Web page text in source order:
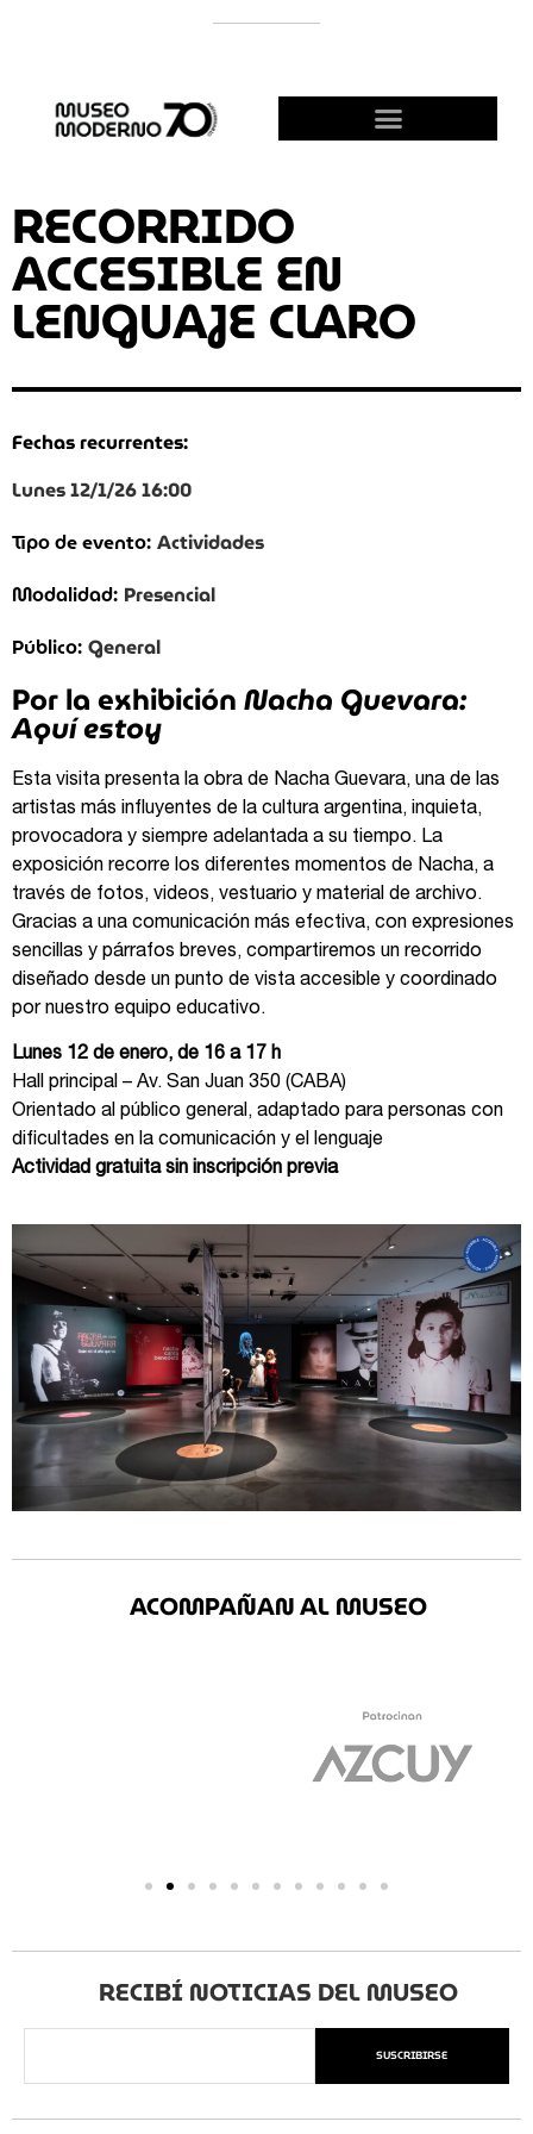
RECORRIDO
ACCESIBLE EN
LENGUAJE CLARO
Fechas recurrentes:
Lunes 12/1/26 16:00
Tipo de evento: Actividades
Modalidad: Presencial
Público: General
Por la exhibiciónNacha Guevara:
Aquí estoy
Esta visita presenta la obra de Nacha Guevara, una de las
artistas más influyentes de la cultura argentina, inquieta,
provocadora y siempre adelantada a su tiempo. La
exposición recorre los diferentes momentos de Nacha, a
través de fotos, videos, vestuario y material de archivo.
Gracias a una comunicación más efectiva, con expresiones
sencillas y párrafos breves, compartiremos un recorrido
diseñado desde un punto de vista accesible y coordinado
por nuestro equipo educativo.
Lunes 12 de enero, de 16 a 17 h
Hall principal – Av. San Juan 350 (CABA)
Orientado al público general, adaptado para personas con
dificultades en la comunicación y el lenguaje
Actividad gratuita sin inscripción previa
ACOMPAÑAN AL MUSEO
RECIBÍ NOTICIAS DEL MUSEO
SUSCRIBIRSE